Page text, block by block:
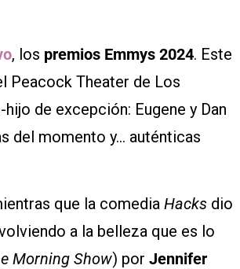
, los premios Emmys 2024. Este
Peacock Theater de Los
de excepción: Eugene y Dan
del momento y… auténticas
que la comedia Hacks dio
a la belleza que es lo
Morning Show) por Jennifer